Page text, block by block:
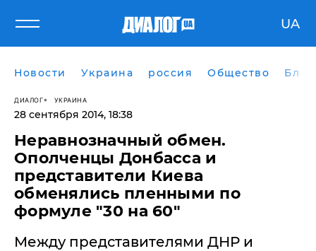
UA
Новости Украина россия Общество
ДИАЛОГ УКРАИНА
28 сентября 2014, 18:38
Неравнозначный обмен.
Ополченцы Донбасса и
представители Киева
обменялись пленными по
формуле "30 на 60"
Между представителями ДНР и